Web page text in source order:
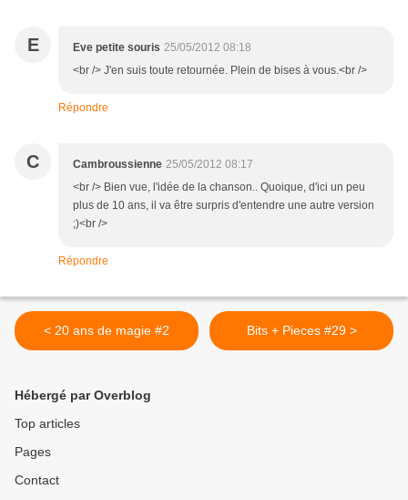
E Eve petite souris 25/05/2012 08:18
<br /> J'en suis toute retournée. Plein de bises à vous.<br />
Répondre
C Cambroussienne 25/05/2012 08:17
<br /> Bien vue, l'idée de la chanson.. Quoique, d'ici un peu
plus de 10 ans, il va être surpris d'entendre une autre version
;)<br />
Répondre
< 20 ans de magie #2 Bits + Pieces #29 >
Hébergé par Overblog
Top articles
Pages
Contact